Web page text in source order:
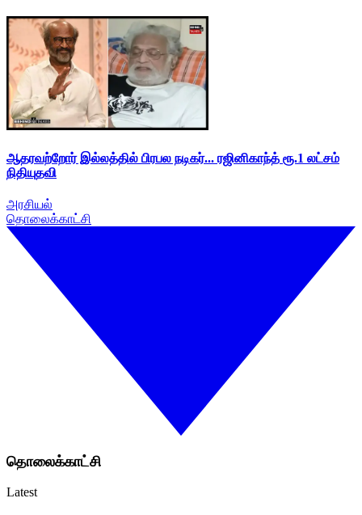
ஆதரவற்றோர் இல்லத்தில் பிரபல நடிகர்... ரஜினிகாந்த் ரூ.1 லட்சம்
நிதியுதவி
அரசியல்
தொலைக்காட்சி
தொலைக்காட்சி
Latest